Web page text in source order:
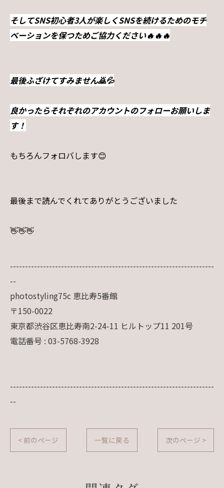
そしてSNS初心者3人が楽しくSNSを続けるためのモチ
ベーションを保つためご協力ください🔥🔥🔥
最後ふざけてすみません🙇💦
良かったらそれぞれのアカウントのフォローお願いしま
す！
もちろんフォロバします😊
最後まで読んでくれてありがとうございました
👋👋👋
--------------------------------------------------------------------
--
photostyling75c 恵比寿5番館
〒150-0022
東京都渋谷区恵比寿南2-24-11 ヒルトップ11 201号
電話番号 : 03-5768-3928
--------------------------------------------------------------------
--
< 前のページ 一覧に戻る 次のページ >